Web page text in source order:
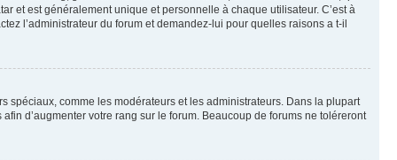
et est généralement unique et personnelle à chaque utilisateur. C’est à
l’administrateur du forum et demandez-lui pour quelles raisons a t-il
spéciaux, comme les modérateurs et les administrateurs. Dans la plupart
d’augmenter votre rang sur le forum. Beaucoup de forums ne toléreront